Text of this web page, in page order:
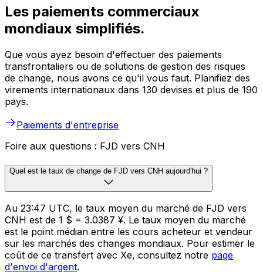
Les paiements commerciaux
mondiaux simplifiés.
Que vous ayez besoin d'effectuer des paiements
transfrontaliers ou de solutions de gestion des risques
de change, nous avons ce qu'il vous faut. Planifiez des
virements internationaux dans 130 devises et plus de 190
pays.
Paiements d'entreprise
Foire aux questions : FJD vers CNH
Quel est le taux de change de FJD vers CNH aujourd'hui ?
Au 23:47 UTC, le taux moyen du marché de FJD vers
CNH est de 1 $ = 3.0387 ¥. Le taux moyen du marché
est le point médian entre les cours acheteur et vendeur
sur les marchés des changes mondiaux. Pour estimer le
coût de ce transfert avec Xe, consultez notre page
d'envoi d'argent.